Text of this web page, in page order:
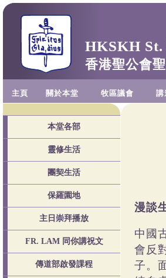
HKSKH
香港聖公會
主頁 關於本堂 牧區議會 講
本堂各部
靈修生活
團契生活
保羅園地
主日崇拜播放
FR. LAM 同你講祝文
傳道部啟發課程
漫談
中國
會反
子。